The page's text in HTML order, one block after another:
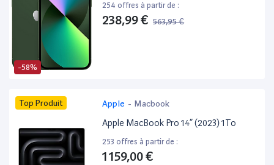
-58%
254 offres à partir de :
238,99 € 563,95 €
Top Produit Apple - Macbook
Apple MacBook Pro 14” (2023) 1To
253 offres à partir de :
1 159,00 €